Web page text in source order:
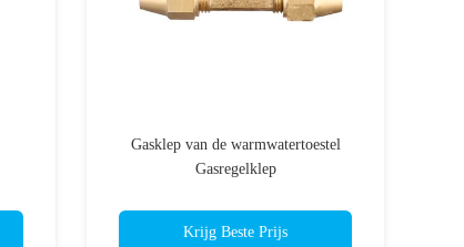
Gasklep van de warmwatertoestel
Gasregelklep
Krijg Beste Prijs